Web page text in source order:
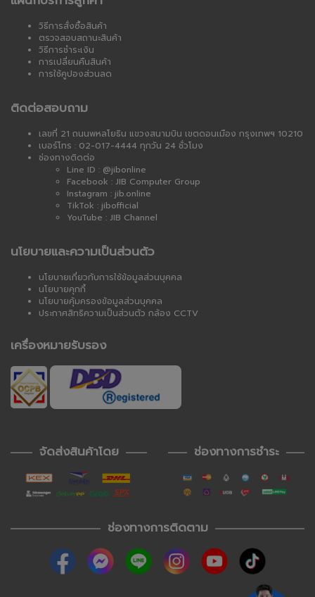
วิธีการสั่งซื้อสินค้า
ตรวจสอบสถานะสินค้า
วิธีการชำระเงิน
การเปลี่ยนคืนสินค้า
การใช้คูปองส่วนลด
ติดต่อสอบถาม
เลขที่ 21 ถนนพหลโยธิน แขวงสนามบิน เขตดอนเมือง กรุงเทพฯ 10210
เบอร์โทร : 02-017-4444 ทุกวัน 24 ชั่วโมง
ช่องทางติดต่อ
Line ID : @jibonline
Facebook : JIB Computer Group
Instagram : jib.online
TikTok : jibofficial
YouTube : JIB Channel
นโยบายและความเป็นส่วนตัว
นโยบายเกี่ยวกับการใช้ข้อมูลส่วนบุคคล
นโยบายคุกกี้
นโยบายคุ้มครองข้อมูลส่วนบุคคล
ประกาศสิทธิความเป็นส่วนตัว กล้อง CCTV
เครื่องหมายรับรอง
จัดส่งสินค้าโดย ช่องทางการชำระ
ช่องทางการติดตาม